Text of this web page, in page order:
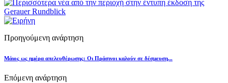
Προηγούμενη ανάρτηση
Μάιος ως ημέρα απελευθέρωσης: Οι Πράσινοι καλούν σε δέσμευση...
Επόμενη ανάρτηση